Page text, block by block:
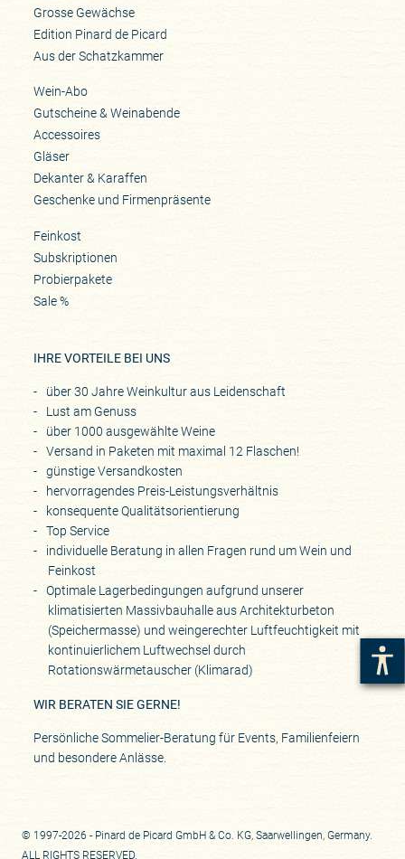
Grosse Gewächse
Edition Pinard de Picard
Aus der Schatzkammer
Wein-Abo
Gutscheine & Weinabende
Accessoires
Gläser
Dekanter & Karaffen
Geschenke und Firmenpräsente
Feinkost
Subskriptionen
Probierpakete
Sale %
IHRE VORTEILE BEI UNS
über 30 Jahre Weinkultur aus Leidenschaft
Lust am Genuss
über 1000 ausgewählte Weine
Versand in Paketen mit maximal 12 Flaschen!
günstige Versandkosten
hervorragendes Preis-Leistungsverhältnis
konsequente Qualitätsorientierung
Top Service
individuelle Beratung in allen Fragen rund um Wein und
Feinkost
Optimale Lagerbedingungen aufgrund unserer
klimatisierten Massivbauhalle aus Architekturbeton
(Speichermasse) und weingerechter Luftfeuchtigkeit mit
kontinuierlichem Luftwechsel durch
Rotationswärmetauscher (Klimarad)
WIR BERATEN SIE GERNE!
Persönliche Sommelier-Beratung für Events, Familienfeiern
und besondere Anlässe.
© 1997-2026 - Pinard de Picard GmbH & Co. KG, Saarwellingen, Germany.
ALL RIGHTS RESERVED.